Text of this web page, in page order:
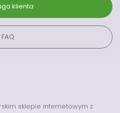
klienta
FAQ
sklepie internetowym z